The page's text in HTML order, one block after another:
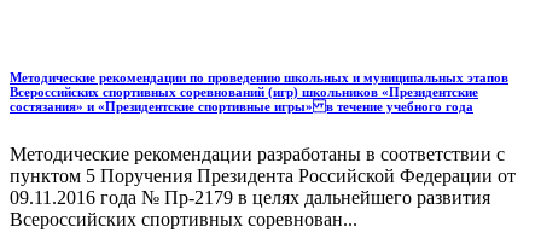
Методические рекомендации по проведению школьных и муниципальных этапов
Всероссийских спортивных соревнований (игр) школьников «Президентские
состязания» и «Президентские спортивные игры» в течение учебного года
Методические рекомендации разработаны в соответствии с
пунктом 5 Поручения Президента Российской Федерации от
09.11.2016 года № Пр-2179 в целях дальнейшего развития
Всероссийских спортивных соревнован...